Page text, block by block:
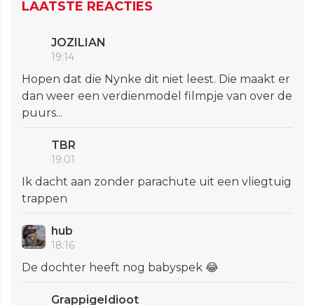
LAATSTE REACTIES
JOZILIAN
19:14
Hopen dat die Nynke dit niet leest. Die maakt er
dan weer een verdienmodel filmpje van over de
puurs...
TBR
19:01
Ik dacht aan zonder parachute uit een vliegtuig
trappen
hub
18:16
De dochter heeft nog babyspek 😂
GrappigeIdioot